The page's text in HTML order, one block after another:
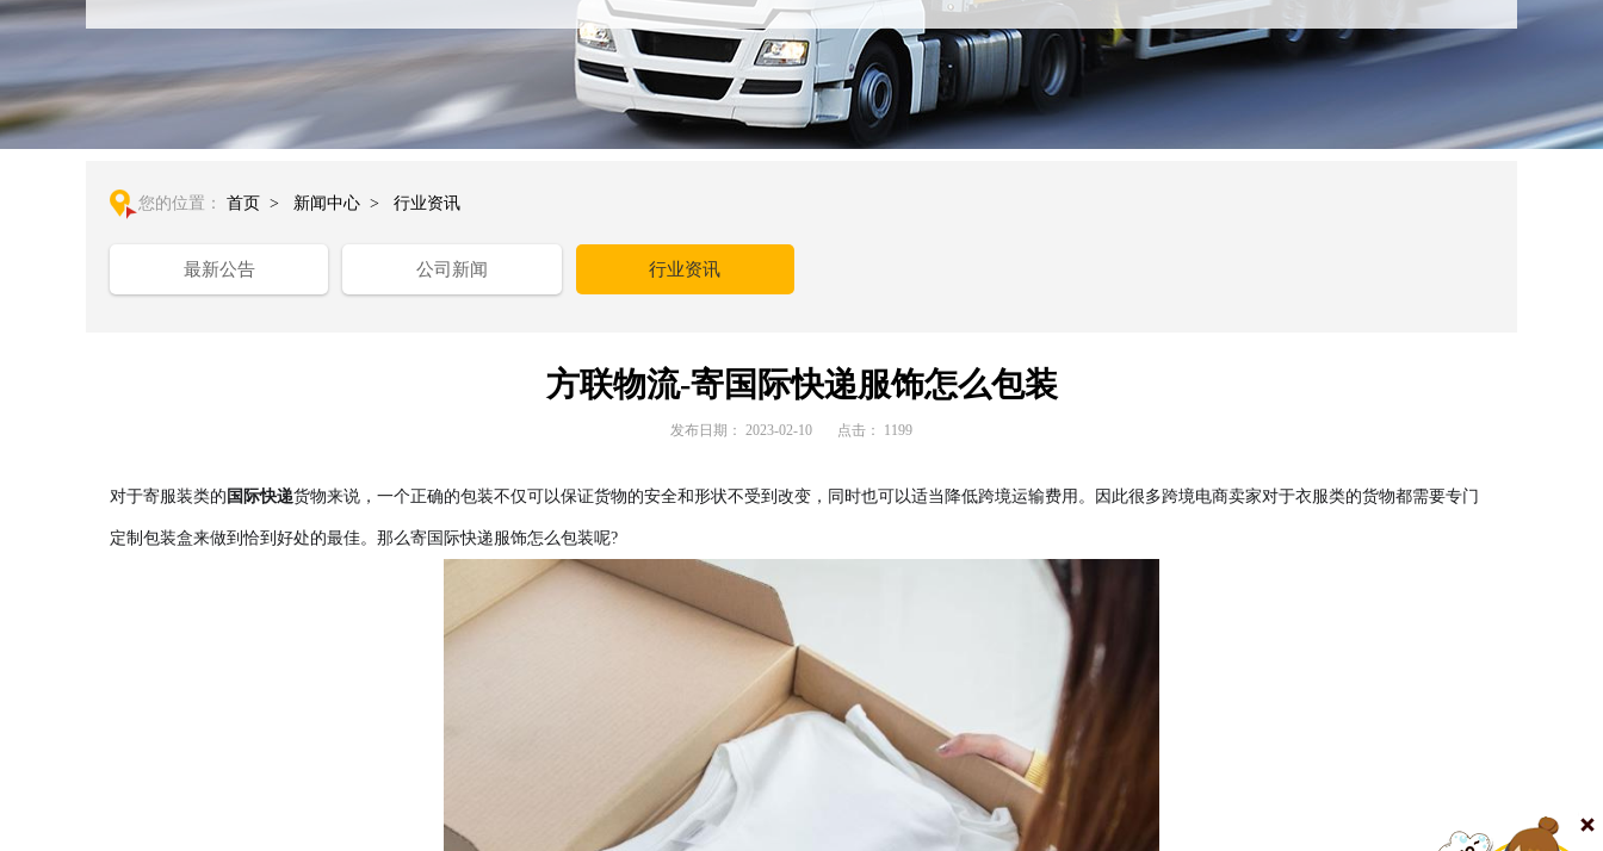
您的位置： 首页 > 新闻中心 > 行业资讯
最新公告 公司新闻 行业资讯
方联物流-寄国际快递服饰怎么包装
发布日期： 2023-02-10 点击： 1199
对于寄服装类的 国际快递货物来说，一个正确的包装不仅可以保证货物的安全和形状不受到改变，同时也可以适当降低跨境运输费用。因此很多跨境电商卖家对于衣服类的货物都需要专门
定制包装盒来做到恰到好处的最佳。那么寄国际快递服饰怎么包装呢?